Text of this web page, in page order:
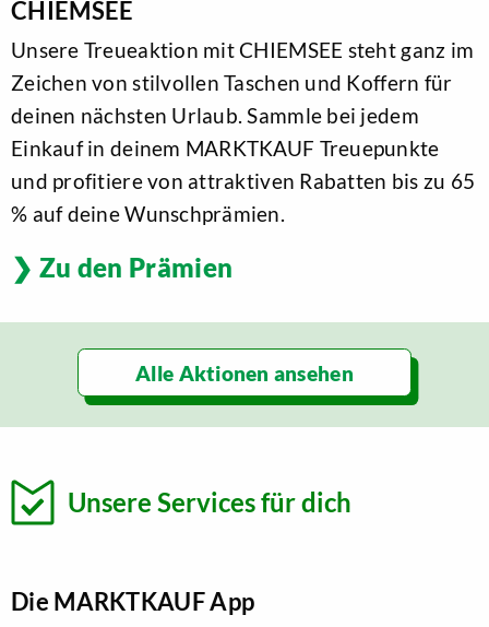
CHIEMSEE
Unsere Treueaktion mit CHIEMSEE steht ganz im
Zeichen von stilvollen Taschen und Koffern für
deinen nächsten Urlaub. Sammle bei jedem
Einkauf in deinem MARKTKAUF Treuepunkte
und profitiere von attraktiven Rabatten bis zu 65
% auf deine Wunschprämien.
Zu den Prämien
Alle Aktionen ansehen
Unsere Services für dich
Die MARKTKAUF App